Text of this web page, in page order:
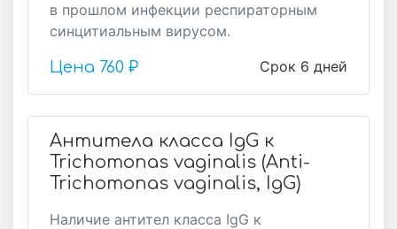
в прошлом инфекции респираторным
синцитиальным вирусом.
Срок 6 дней
Цена 760 ₽
Антитела класса IgG к
Trichomonas vaginalis (Anti-
Trichomonas vaginalis, IgG)
Наличие антител класса IgG к